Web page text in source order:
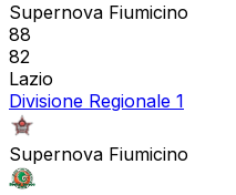
Supernova Fiumicino
88
82
Lazio
Divisione Regionale 1
Supernova Fiumicino